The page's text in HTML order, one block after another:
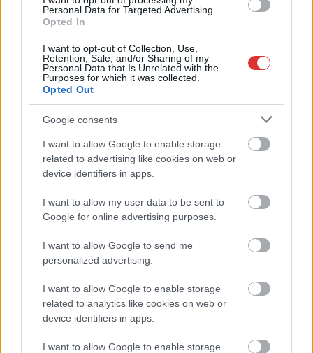
Personal Data for Targeted Advertising.
Opted In
I want to opt-out of Collection, Use,
Retention, Sale, and/or Sharing of my
Personal Data that Is Unrelated with the
Purposes for which it was collected.
Opted Out
Google consents
I want to allow Google to enable storage
related to advertising like cookies on web or
device identifiers in apps.
I want to allow my user data to be sent to
Google for online advertising purposes.
I want to allow Google to send me
personalized advertising.
I want to allow Google to enable storage
related to analytics like cookies on web or
device identifiers in apps.
I want to allow Google to enable storage
2025.07.30. Kiss Lajos
főellenséget találhat
magának a
ugyanis félre nem
érthetően a Fideszt
ekéző zeneszámmal és
klippel jelentkezett,
ebben az alacsony magyar fizetéseket, a korrupciót és a
TOVÁBB OLVASOM
Magyarország 2025,byealex ,dal, ellenség
kormánykritikus , , ,majka
Felettébb ciki: reagált a Fehér Ház és cáfolta
Szijjártót – nem Pressman „diktálta” a jelentést
2025.04.09. Kiss Lajos